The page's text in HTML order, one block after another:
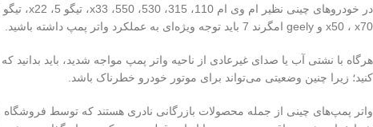
x50 ، x70 و geely امگرند 7 باید توجه ویژه‌ای به عملکرد واتر پمپ داشته باشید.
هرگاه با نشتی آب یا صدای غیرعادی از ناحیه واتر پمپ مواجه شدید، باید
کنید؛ زیرا چنین وضعیتی می‌تواند برای موتور خودرو خطرناک باشد.
واتر پمپ‌های چینی از جمله محصولات بازرگانی نادری هستند که توسط فروشگاه